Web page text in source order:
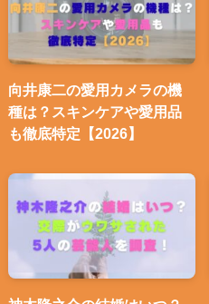
向井康二の愛用カメラの機
種は？スキンケアや愛用品
も徹底特定【2026】